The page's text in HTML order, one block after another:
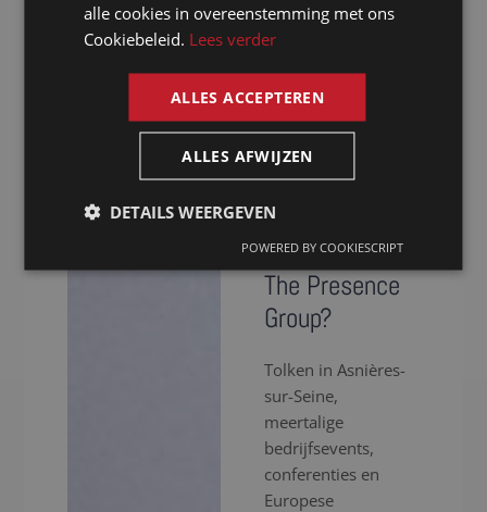
Waarom kiezen
voor een tolk
in Asnières-
sur-Seine via
The Presence
Group?
Tolken in Asnières-
sur-Seine,
meertalige
bedrijfsevents,
conferenties en
Europese
FRENCH
alle cookies in overeenstemming met ons
Cookiebeleid. Lees verder
ALLES ACCEPTEREN
ALLES AFWIJZEN
DETAILS WEERGEVEN
POWERED BY COOKIESCRIPT